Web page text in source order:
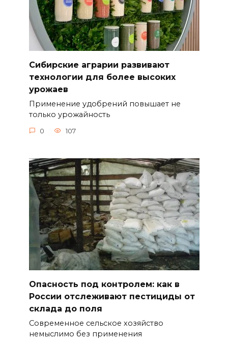
Сибирские аграрии развивают
технологии для более высоких
урожаев
Применение удобрений повышает не
только урожайность
0 107
Опасность под контролем: как в
России отслеживают пестициды от
склада до поля
Современное сельское хозяйство
немыслимо без применения